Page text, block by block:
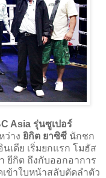
Asia รุ่นซูเปอร์
ว่าง ยิกิต ยาซิซี นักชก
เดีย เริ่มยกแรก โมฮัส
ยีกิต ถึงกับออกอาการ
เข้าใบหน้าสลับตัดลำตัว